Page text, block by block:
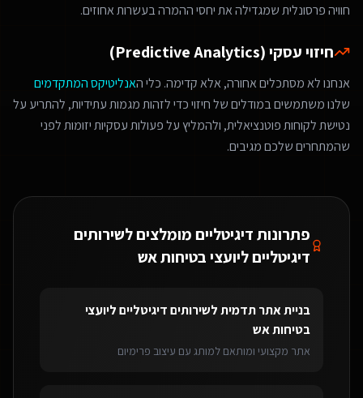
חוויה פרסונלית שמגדילה את יחסי ההמרה בעשרות אחוזים.
חיזוי עסקי (Predictive Analytics)
אנחנו לא מסתכלים אחורה, אלא קדימה. כלי האנליטיקס המתקדמים
שלנו משתמשים במודלים של חיזוי כדי לזהות מגמות עתידיות, להתריע על
נטישת לקוחות פוטנציאלית, ולהמליץ על פעולות עסקיות יזומות לפני
שהמתחרים שלכם מגיבים.
פתרונות דיגיטליים מומלצים לשירותים
דיגיטליים ליועצי בטיחות אש
בניית אתר תדמיתלשירותים דיגיטליים ליועצי
בטיחות אש
אתר מקצועי ומותאם למותג עם עיצוב פרימיום